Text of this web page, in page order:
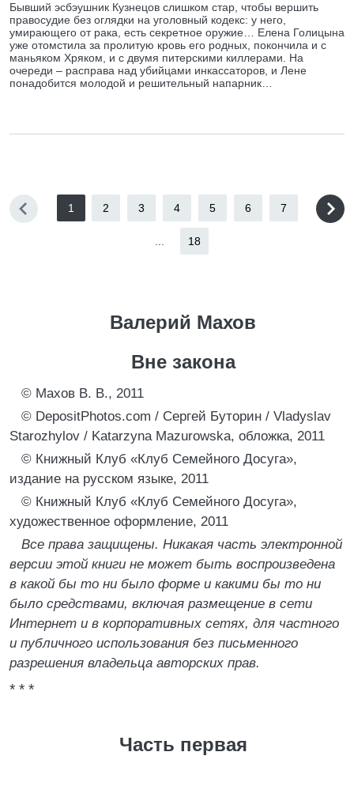
Бывший эсбэушник Кузнецов слишком стар, чтобы вершить
правосудие без оглядки на уголовный кодекс: у него,
умирающего от рака, есть секретное оружие… Елена Голицына
уже отомстила за пролитую кровь его родных, покончила и с
маньяком Хряком, и с двумя питерскими киллерами. На
очереди – расправа над убийцами инкассаторов, и Лене
понадобится молодой и решительный напарник…
1 2 3 4 5 6 7
18
Валерий Махов
Вне закона
© Махов В. В., 2011
© DepositPhotos.com / Сергей Буторин / Vladyslav
Starozhylov / Katarzyna Mazurowska, обложка, 2011
© Книжный Клуб «Клуб Семейного Досуга»,
издание на русском языке, 2011
© Книжный Клуб «Клуб Семейного Досуга»,
художественное оформление, 2011
Все права защищены. Никакая часть электронной
версии этой книги не может быть воспроизведена
в какой бы то ни было форме и какими бы то ни
было средствами, включая размещение в сети
Интернет и в корпоративных сетях, для частного
и публичного использования без письменного
разрешения владельца авторских прав.
* * *
Часть первая